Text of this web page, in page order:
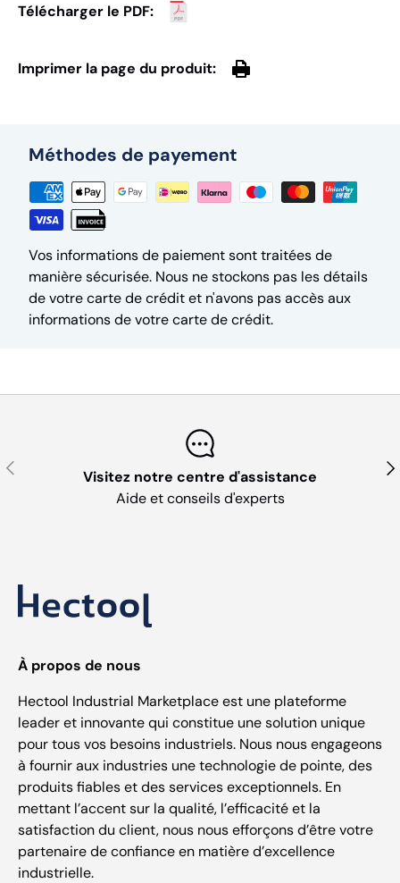
Télécharger le PDF:
Imprimer la page du produit:
Méthodes de payement
Vos informations de paiement sont traitées de
manière sécurisée. Nous ne stockons pas les détails
de votre carte de crédit et n'avons pas accès aux
informations de votre carte de crédit.
Précédent
Visitez notre centre d'assistance
Aide et conseils d'experts
À propos de nous
Hectool Industrial Marketplace est une plateforme
leader et innovante qui constitue une solution unique
pour tous vos besoins industriels. Nous nous engageons
à fournir aux industries une technologie de pointe, des
produits fiables et des services exceptionnels. En
mettant l’accent sur la qualité, l’efficacité et la
satisfaction du client, nous nous efforçons d’être votre
partenaire de confiance en matière d’excellence
industrielle.